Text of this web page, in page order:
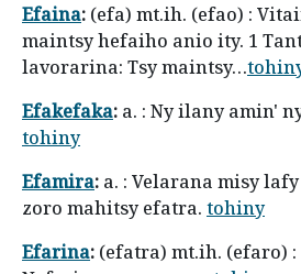
Efaina: (efa) mt.ih. (efao) :
maintsy hefaiho anio ity. 1
lavorarina: Tsy maintsy…
Efakefaka: a. : Ny ilany amin'
tohiny
Efamira: a. : Velarana misy
zoro mahitsy efatra. tohiny
Efarina: (efatra) mt.ih. (efaro)